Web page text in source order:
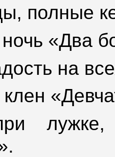
полные
«Два
на
лужке,